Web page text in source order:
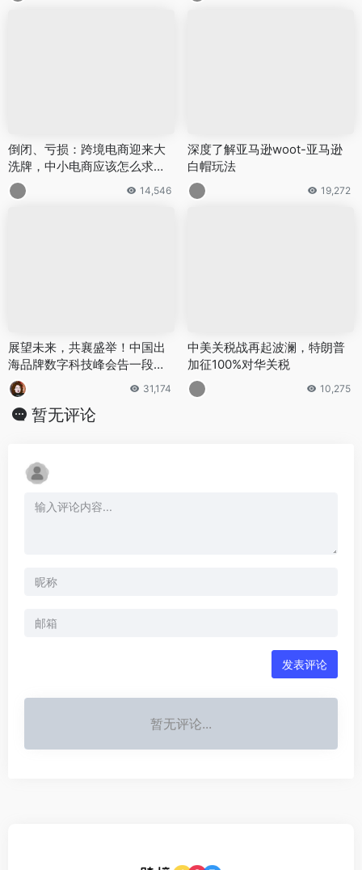
倒闭、亏损：跨境电商迎来大
洗牌，中小电商应该怎么求生
存？
14,546
深度了解亚马逊woot-亚马逊
白帽玩法
19,272
展望未来，共襄盛举！中国出
海品牌数字科技峰会告一段
落，下届再见！
31,174
中美关税战再起波澜，特朗普
加征100%对华关税
10,275
暂无评论
发表评论
暂无评论...